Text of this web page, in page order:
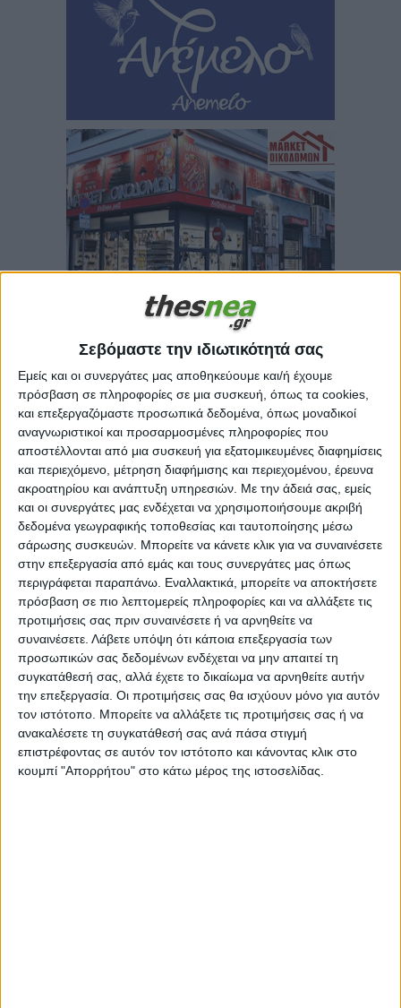
Σεβόμαστε την ιδιωτικότητά σας
Εμείς και οι συνεργάτες μας αποθηκεύουμε και/ή έχουμε
πρόσβαση σε πληροφορίες σε μια συσκευή, όπως τα cookies,
και επεξεργαζόμαστε προσωπικά δεδομένα, όπως μοναδικοί
αναγνωριστικοί και προσαρμοσμένες πληροφορίες που
αποστέλλονται από μια συσκευή για εξατομικευμένες διαφημίσεις
και περιεχόμενο, μέτρηση διαφήμισης και περιεχομένου, έρευνα
ακροατηρίου και ανάπτυξη υπηρεσιών. Με την άδειά σας, εμείς
και οι συνεργάτες μας ενδέχεται να χρησιμοποιήσουμε ακριβή
δεδομένα γεωγραφικής τοποθεσίας και ταυτοποίησης μέσω
σάρωσης συσκευών. Μπορείτε να κάνετε κλικ για να συναινέσετε
στην επεξεργασία από εμάς και τους συνεργάτες μας όπως
περιγράφεται παραπάνω. Εναλλακτικά, μπορείτε να αποκτήσετε
πρόσβαση σε πιο λεπτομερείς πληροφορίες και να αλλάξετε τις
προτιμήσεις σας πριν συναινέσετε ή να αρνηθείτε να
συναινέσετε. Λάβετε υπόψη ότι κάποια επεξεργασία των
προσωπικών σας δεδομένων ενδέχεται να μην απαιτεί τη
συγκατάθεσή σας, αλλά έχετε το δικαίωμα να αρνηθείτε αυτήν
την επεξεργασία. Οι προτιμήσεις σας θα ισχύουν μόνο για αυτόν
τον ιστότοπο. Μπορείτε να αλλάξετε τις προτιμήσεις σας ή να
ανακαλέσετε τη συγκατάθεσή σας ανά πάσα στιγμή
επιστρέφοντας σε αυτόν τον ιστότοπο και κάνοντας κλικ στο
κουμπί "Απορρήτου" στο κάτω μέρος της ιστοσελίδας.
Πού ξεπέρασε τους 38
βαθμούς ο υδράργυρος
σήμερα - Πότε υποχωρεί
η αφρικανική σκόνη
Κοινωνία | 19.05.2024 | 19:31